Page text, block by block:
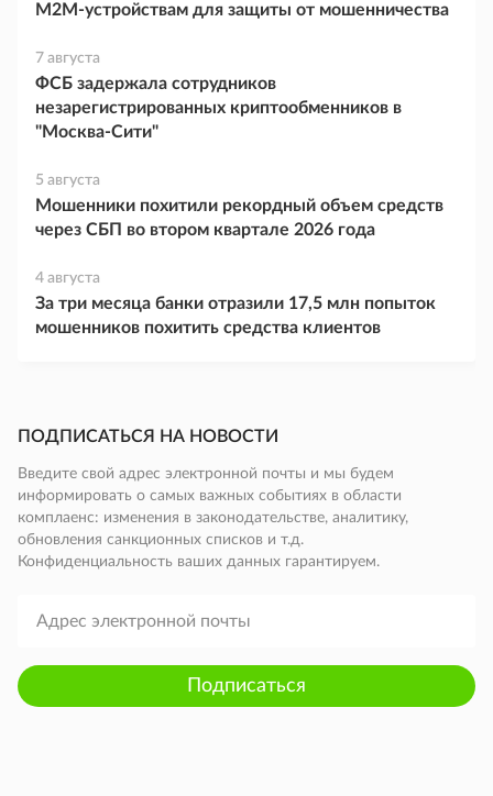
M2M-устройствам для защиты от мошенничества
7 августа
ФСБ задержала сотрудников
незарегистрированных криптообменников в
"Москва-Сити"
5 августа
Мошенники похитили рекордный объем средств
через СБП во втором квартале 2026 года
4 августа
За три месяца банки отразили 17,5 млн попыток
мошенников похитить средства клиентов
ПОДПИСАТЬСЯ НА НОВОСТИ
Введите свой адрес электронной почты и мы будем
информировать о самых важных событиях в области
комплаенс: изменения в законодательстве, аналитику,
обновления санкционных списков и т.д.
Конфиденциальность ваших данных гарантируем.
Подписаться